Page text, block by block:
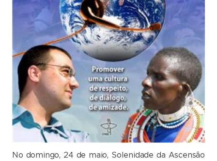
No domingo, 24 de maio, Solenidade da Ascensão